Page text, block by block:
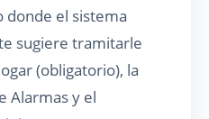
donde el sistema
sugiere tramitarle
(obligatorio), la
Alarmas y el